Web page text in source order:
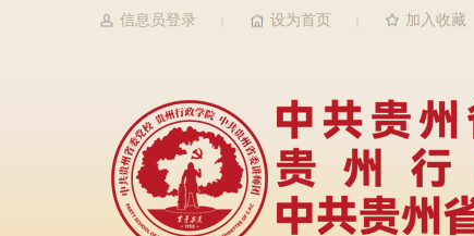
信息员登录 设为首页 加入收藏